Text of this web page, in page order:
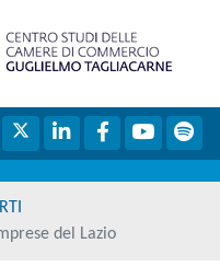
Twitter LinkedIn FacebookYouTube
del Lazio